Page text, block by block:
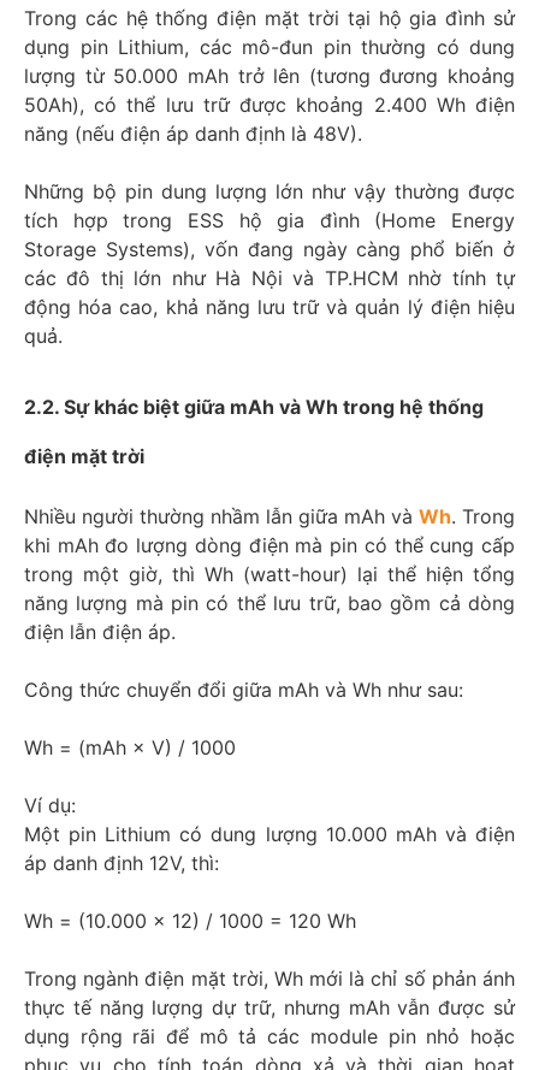
Trong các hệ thống điện mặt trời tại hộ gia đình sử
dụng pin Lithium, các mô-đun pin thường có dung
lượng từ 50.000 mAh trở lên (tương đương khoảng
50Ah), có thể lưu trữ được khoảng 2.400 Wh điện
năng (nếu điện áp danh định là 48V).
Những bộ pin dung lượng lớn như vậy thường được
tích hợp trong ESS hộ gia đình (Home Energy
Storage Systems), vốn đang ngày càng phổ biến ở
các đô thị lớn như Hà Nội và TP.HCM nhờ tính tự
động hóa cao, khả năng lưu trữ và quản lý điện hiệu
quả.
2.2. Sự khác biệt giữa mAh và Wh trong hệ thống
điện mặt trời
Nhiều người thường nhầm lẫn giữa mAh và Wh. Trong
khi mAh đo lượng dòng điện mà pin có thể cung cấp
trong một giờ, thì Wh (watt-hour) lại thể hiện tổng
năng lượng mà pin có thể lưu trữ, bao gồm cả dòng
điện lẫn điện áp.
Công thức chuyển đổi giữa mAh và Wh như sau:
Wh = (mAh × V) / 1000
Ví dụ:
Một pin Lithium có dung lượng 10.000 mAh và điện
áp danh định 12V, thì:
Wh = (10.000 × 12) / 1000 = 120 Wh
Trong ngành điện mặt trời, Wh mới là chỉ số phản ánh
thực tế năng lượng dự trữ, nhưng mAh vẫn được sử
dụng rộng rãi để mô tả các module pin nhỏ hoặc
phục vụ cho tính toán dòng xả và thời gian hoạt